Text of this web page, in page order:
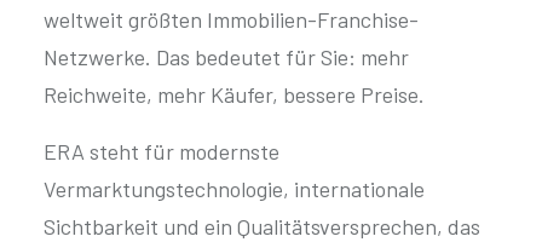
weltweit größten Immobilien-Franchise-
Netzwerke. Das bedeutet für Sie: mehr
Reichweite, mehr Käufer, bessere Preise.
ERA steht für modernste
Vermarktungstechnologie, internationale
Sichtbarkeit und ein Qualitätsversprechen, das